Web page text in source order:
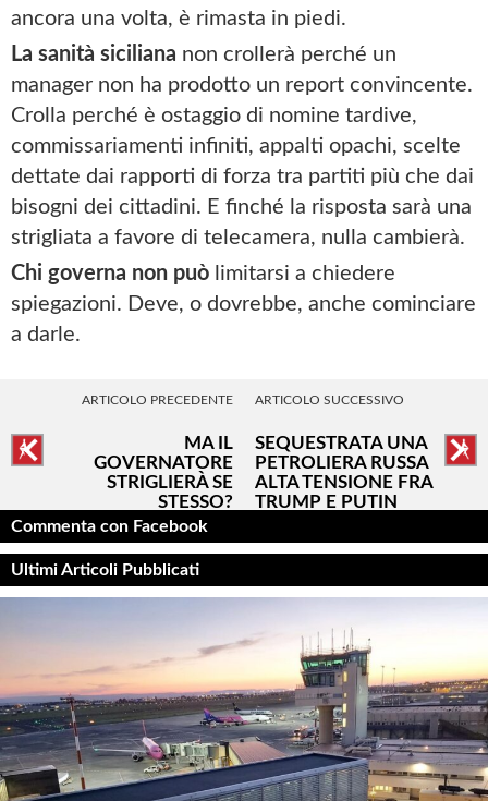
ancora una volta, è rimasta in piedi.
La sanità siciliana non crollerà perché un
manager non ha prodotto un report convincente.
Crolla perché è ostaggio di nomine tardive,
commissariamenti infiniti, appalti opachi, scelte
dettate dai rapporti di forza tra partiti più che dai
bisogni dei cittadini. E finché la risposta sarà una
strigliata a favore di telecamera, nulla cambierà.
Chi governa non può limitarsi a chiedere
spiegazioni. Deve, o dovrebbe, anche cominciare
a darle.
ARTICOLO PRECEDENTE
MA IL
GOVERNATORE
STRIGLIERÀ SE
STESSO?
ARTICOLO SUCCESSIVO
SEQUESTRATA UNA
PETROLIERA RUSSA
ALTA TENSIONE FRA
TRUMP E PUTIN
Commenta con Facebook
Ultimi Articoli Pubblicati